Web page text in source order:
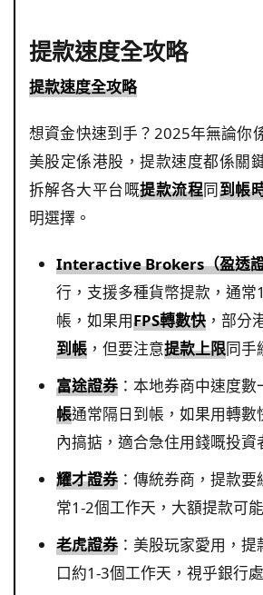
提款速度全攻略
提款速度全攻略
想資金快速到手？2025年無論你
美股定係港股，提款速度都係關
拆解各大平台嘅提款流程同到帳
明選擇。
Interactive Brokers（盈透
行，支援多種貨幣提款，通常
帳，如果用FPS轉數快 ，部分
到帳 ，但要注意提款上限同手
富途證券：本地券商中速度數
帳通常隔日到帳，如果用轉數
內搞掂，適合急住用錢嘅投資
耀才證券：傳統券商，提款要
常1-2個工作天，大額提款可
老虎證券：美股玩家愛用，提
口約1-3個工作天，視乎銀行